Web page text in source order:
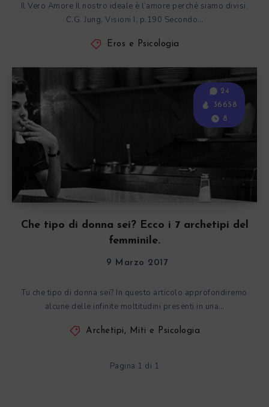
Il Vero Amore Il nostro ideale è l’amore perché siamo divisi.
C.G. Jung, Visioni I, p.190 Secondo…
Eros e Psicologia
Che tipo di donna sei? Ecco i 7 archetipi del
femminile.
24
36658
8
9 Marzo 2017
Tu che tipo di donna sei? In questo articolo approfondiremo
alcune delle infinite moltitudini presenti in una…
Archetipi, Miti e Psicologia
Pagina 1 di 1